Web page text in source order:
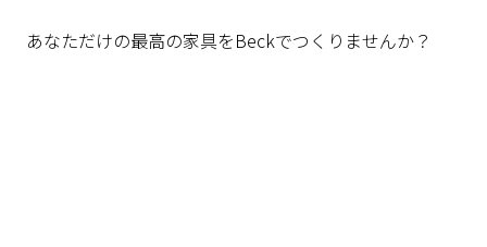
あなただけの最高の家具をBeckでつくりませんか？